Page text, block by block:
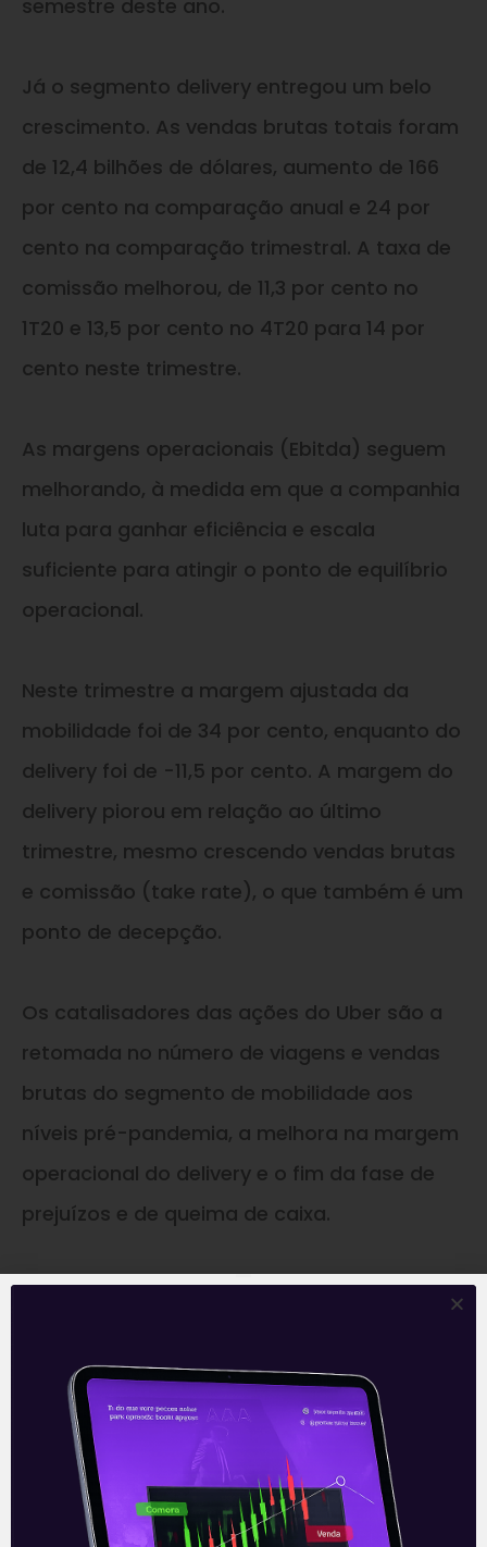
semestre deste ano.
Já o segmento delivery entregou um belo
crescimento. As vendas brutas totais foram
de 12,4 bilhões de dólares, aumento de 166
por cento na comparação anual e 24 por
cento na comparação trimestral. A taxa de
comissão melhorou, de 11,3 por cento no
1T20 e 13,5 por cento no 4T20 para 14 por
cento neste trimestre.
As margens operacionais (Ebitda) seguem
melhorando, à medida em que a companhia
luta para ganhar eficiência e escala
suficiente para atingir o ponto de equilíbrio
operacional.
Neste trimestre a margem ajustada da
mobilidade foi de 34 por cento, enquanto do
delivery foi de -11,5 por cento. A margem do
delivery piorou em relação ao último
trimestre, mesmo crescendo vendas brutas
e comissão (take rate), o que também é um
ponto de decepção.
Os catalisadores das ações do Uber são a
retomada no número de viagens e vendas
brutas do segmento de mobilidade aos
níveis pré-pandemia, a melhora na margem
operacional do delivery e o fim da fase de
prejuízos e de queima de caixa.
—
Newsletter‘E Eu Com Isso’
Para ficar por dentro do universo dos
investimentos de maneira prática,
clique abaixo einscreva-se